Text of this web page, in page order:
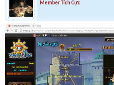
Member Tích Cực